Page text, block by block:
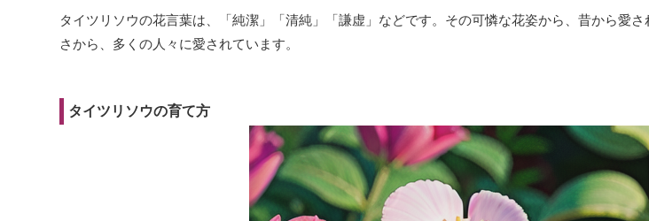
タイツリソウの花言葉は、「純潔」「清純」「謙虚」などです。その可憐な花姿から、昔から愛
さから、多くの人々に愛されています。
タイツリソウの育て方